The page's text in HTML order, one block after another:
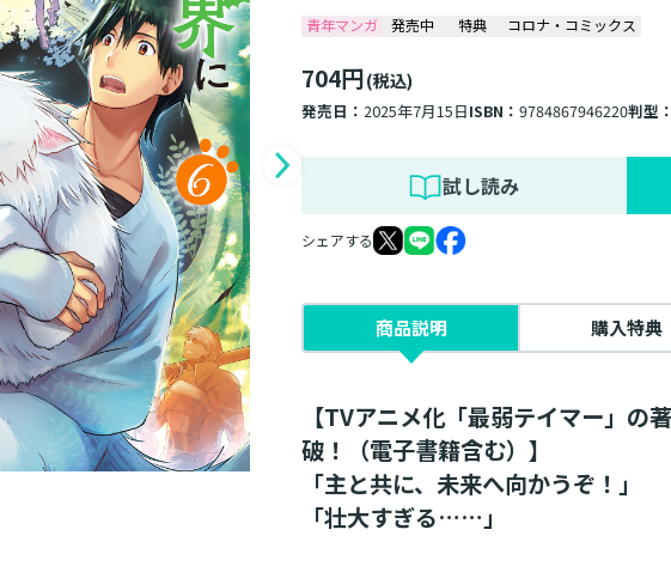
青年マンガ 発売中 特典 コロナ・コミックス
704円(税込)
発売日：2025年7月15日ISBN：9784867946220判型
試し読み
シェアする
商品説明 購入特典
【TVアニメ化「最弱テイマー」の
破！（電子書籍含む）】
「主と共に、未来へ向かうぞ！」
「壮大すぎる……」